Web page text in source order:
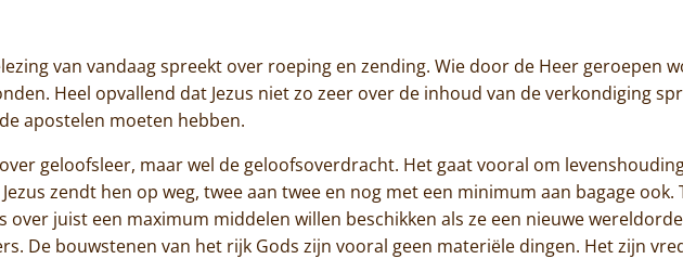
De kloosterwinkel
van vandaag spreekt over roeping en zending. Wie door de Heer geroepen
Heel opvallend dat Jezus niet zo zeer over de inhoud van de verkondiging
apostelen moeten hebben.
geloofsleer, maar wel de geloofsoverdracht. Het gaat vooral om
zendt hen op weg, twee aan twee en nog met een minimum aan bagage ook.
over juist een maximum middelen willen beschikken als ze een nieuwe
De bouwstenen van het rijk Gods zijn vooral geen materiële dingen. Het zijn